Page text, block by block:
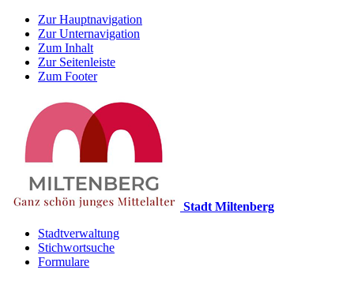
Zur Hauptnavigation
Zur Unternavigation
Zum Inhalt
Zur Seitenleiste
Zum Footer
Stadt Miltenberg
Stadtverwaltung
Stichwortsuche
Formulare